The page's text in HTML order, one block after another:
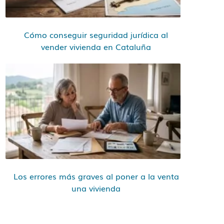
Cómo conseguir seguridad jurídica al
vender vivienda en Cataluña
Los errores más graves al poner a la venta
una vivienda